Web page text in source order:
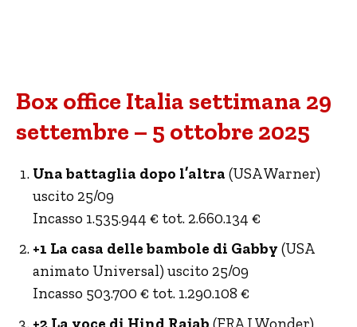
Box office Italia settimana 29
settembre – 5 ottobre 2025
Una battaglia dopo l’altra (USA Warner)
uscito 25/09
Incasso 1.535.944 € tot. 2.660.134 €
+1 La casa delle bambole di Gabby (USA
animato Universal) uscito 25/09
Incasso 503.700 € tot. 1.290.108 €